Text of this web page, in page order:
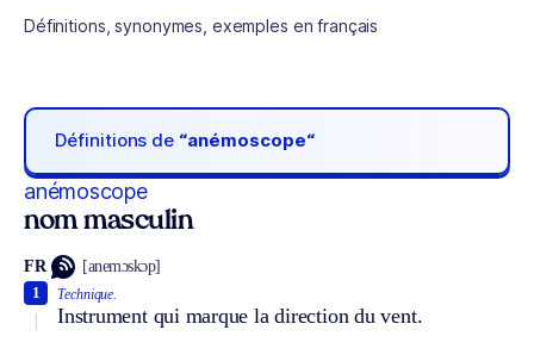
Définitions, synonymes, exemples en français
Définitions de “anémoscope“
anémoscope
nom masculin
FR [anemɔskɔp]
Technique.
Instrument qui marque la direction du vent.
1